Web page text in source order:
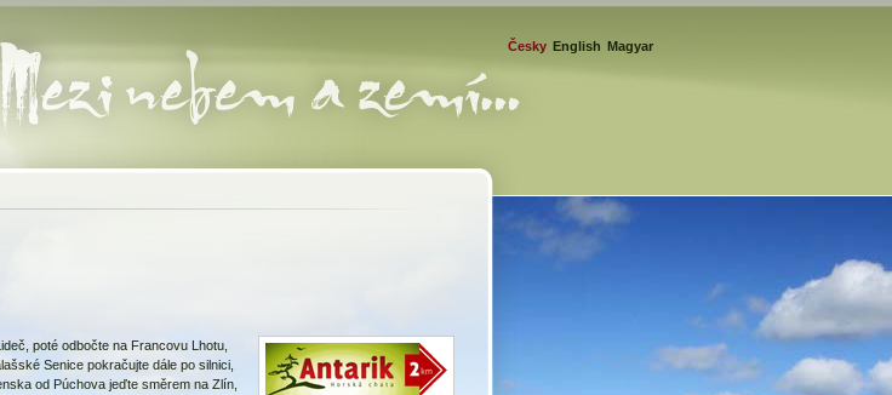
Česky English Magyar
poté odbočte na Francovu Lhotu,
Senice pokračujte dále po silnici,
od Púchova jeďte směrem na Zlín,